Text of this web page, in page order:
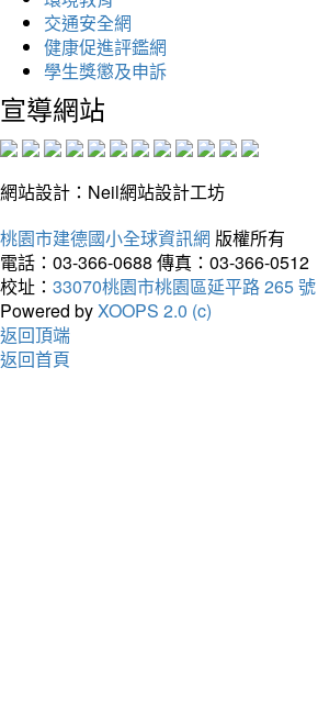
交通安全網
健康促進評鑑網
學生獎懲及申訴
宣導網站
網站設計：Neil網站設計工坊
桃園市建德國小全球資訊網 版權所有
電話：03-366-0688 傳真：03-366-0512
校址： 33070桃園市桃園區延平路 265 號
Powered byXOOPS 2.0 (c)
返回頂端
返回首頁